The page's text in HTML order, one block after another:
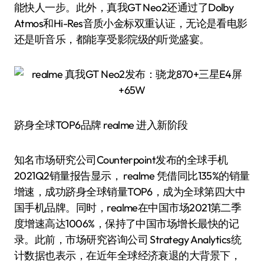
能快人一步。此外，真我GT Neo2还通过了Dolby
Atmos和Hi-Res音质小金标双重认证，无论是看电影
还是听音乐，都能享受影院级的听觉盛宴。
跻身全球TOP6品牌 realme 进入新阶段
知名市场研究公司Counterpoint发布的全球手机
2021Q2销量报告显示， realme 凭借同比135%的销量
增速，成功跻身全球销量TOP6，成为全球第四大中
国手机品牌。同时，realme在中国市场2021第二季
度增速高达1006%，保持了中国市场增长最快的记
录。此前，市场研究咨询公司 Strategy Analytics统
计数据也表示，在近年全球经济衰退的大背景下，